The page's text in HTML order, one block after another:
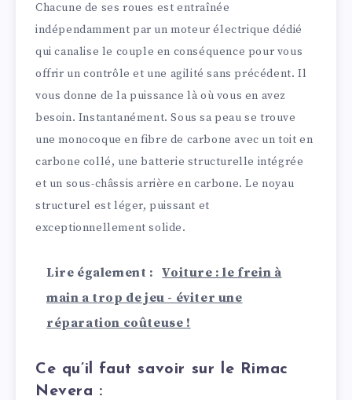
Chacune de ses roues est entraînée
indépendamment par un moteur électrique dédié
qui canalise le couple en conséquence pour vous
offrir un contrôle et une agilité sans précédent. Il
vous donne de la puissance là où vous en avez
besoin. Instantanément. Sous sa peau se trouve
une monocoque en fibre de carbone avec un toit en
carbone collé, une batterie structurelle intégrée
et un sous-châssis arrière en carbone. Le noyau
structurel est léger, puissant et
exceptionnellement solide.
Lire également :
Voiture : le frein à
main a trop de jeu - éviter une
réparation coûteuse !
Ce qu’il faut savoir sur le Rimac
Nevera :